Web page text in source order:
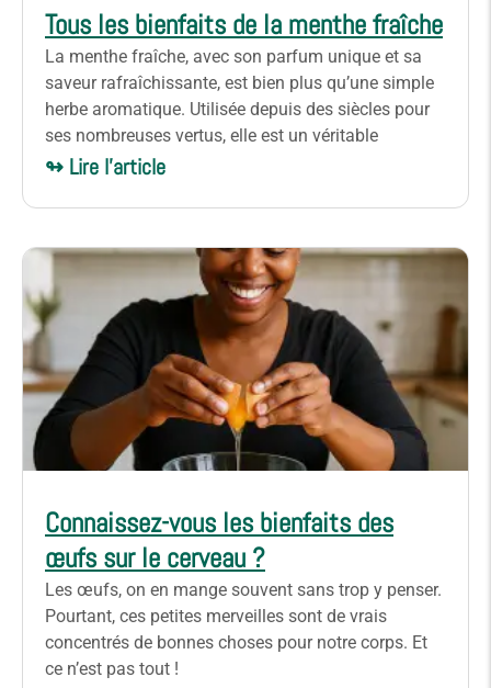
Tous les bienfaits de la menthe fraîche
La menthe fraîche, avec son parfum unique et sa
saveur rafraîchissante, est bien plus qu’une simple
herbe aromatique. Utilisée depuis des siècles pour
ses nombreuses vertus, elle est un véritable
↬ Lire l'article
Connaissez-vous les bienfaits des
œufs sur le cerveau ?
Les œufs, on en mange souvent sans trop y penser.
Pourtant, ces petites merveilles sont de vrais
concentrés de bonnes choses pour notre corps. Et
ce n’est pas tout !